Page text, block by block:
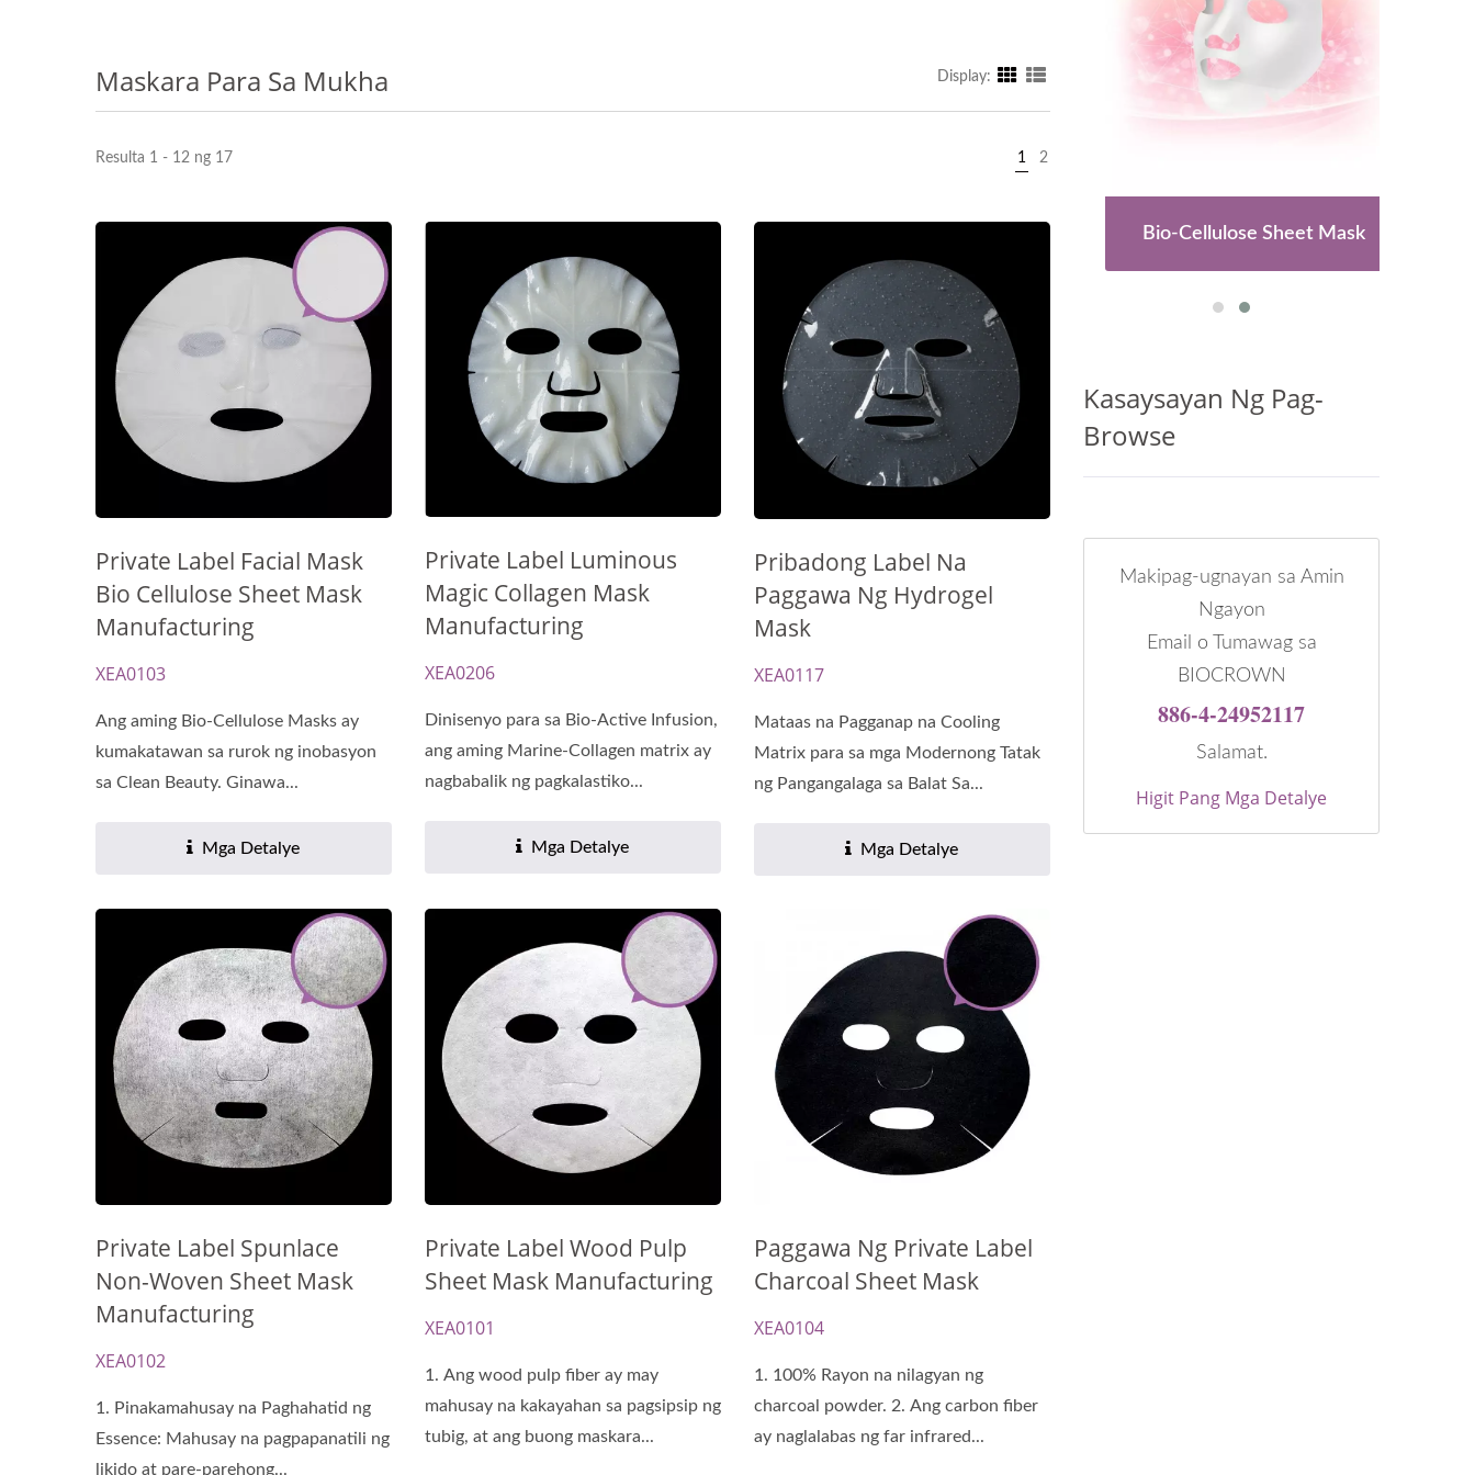
Maskara Para Sa Mukha Display:
Resulta 1 - 12 ng 17 1 2
Private Label Facial Mask
Bio Cellulose Sheet Mask
Manufacturing
XEA0103
Ang aming Bio-Cellulose Masks ay
kumakatawan sa rurok ng inobasyon
sa Clean Beauty. Ginawa...
Mga Detalye
Private Label Luminous
Magic Collagen Mask
Manufacturing
XEA0206
Dinisenyo para sa Bio-Active Infusion,
ang aming Marine-Collagen matrix ay
nagbabalik ng pagkalastiko...
Mga Detalye
Pribadong Label Na
Paggawa Ng Hydrogel
Mask
XEA0117
Mataas na Pagganap na Cooling
Matrix para sa mga Modernong Tatak
ng Pangangalaga sa Balat Sa...
Mga Detalye
Private Label Spunlace
Non-Woven Sheet Mask
Manufacturing
XEA0102
1. Pinakamahusay na Paghahatid ng
Essence: Mahusay na pagpapanatili ng
likido at pare-parehong...
Private Label Wood Pulp
Sheet Mask Manufacturing
XEA0101
1. Ang wood pulp fiber ay may
mahusay na kakayahan sa pagsipsip ng
tubig, at ang buong maskara...
Paggawa Ng Private Label
Charcoal Sheet Mask
XEA0104
1. 100% Rayon na nilagyan ng
charcoal powder. 2. Ang carbon fiber
ay naglalabas ng far infrared...
RENEWAL OIL CAPSULES Bio-Cellulose Sheet Mask
Kasaysayan Ng Pag-
Browse
Makipag-ugnayan sa Amin
Ngayon
Email o Tumawag sa
BIOCROWN
886-4-24952117
Salamat.
Higit Pang Mga Detalye